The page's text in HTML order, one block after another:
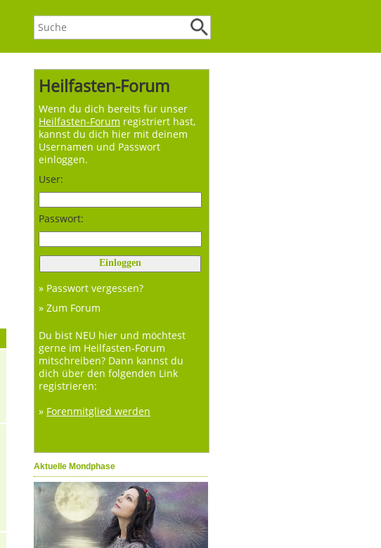
Heilfasten-Forum
Wenn du dich bereits für unser
Heilfasten-Forum registriert hast,
kannst du dich hier mit deinem
Usernamen und Passwort
einloggen.
User:
Passwort:
» Passwort vergessen?
» Zum Forum
Du bist NEU hier und möchtest
gerne im Heilfasten-Forum
mitschreiben? Dann kannst du
dich über den folgenden Link
registrieren:
» Forenmitglied werden
Aktuelle Mondphase